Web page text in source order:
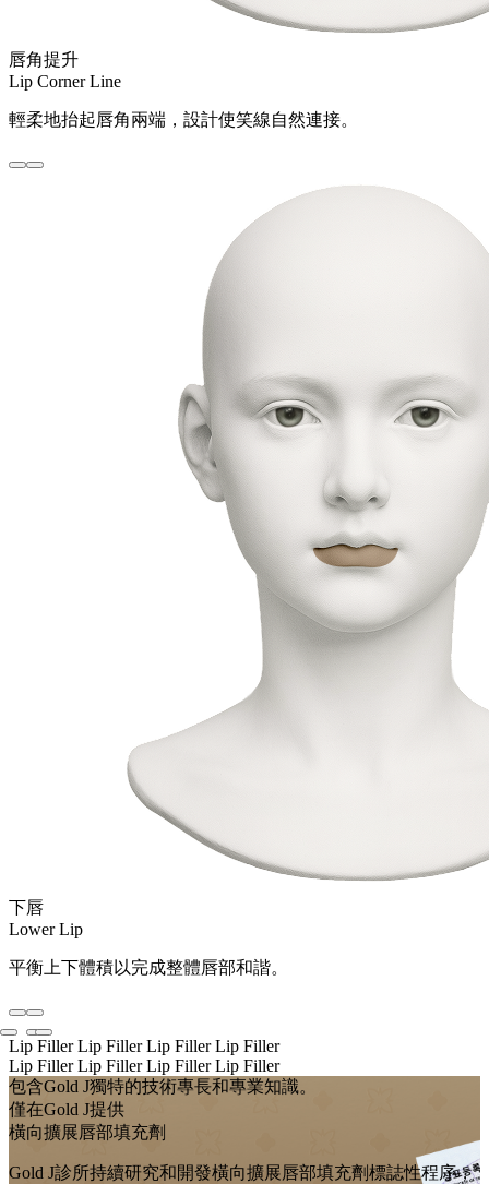
唇角提升
Lip Corner Line
輕柔地抬起唇角兩端，設計使笑線自然連接。
下唇
Lower Lip
平衡上下體積以完成整體唇部和諧。
Lip Filler Lip Filler Lip Filler Lip Filler
Lip Filler Lip Filler Lip Filler Lip Filler
包含Gold J獨特的技術專長和專業知識。
僅在Gold J提供
橫向擴展唇部填充劑
Gold J診所持續研究和開發橫向擴展唇部填充劑標誌性程序，